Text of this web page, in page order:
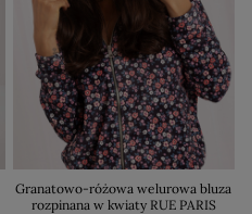
Granatowo-różowa welurowa bluza
rozpinana w kwiaty RUE PARIS